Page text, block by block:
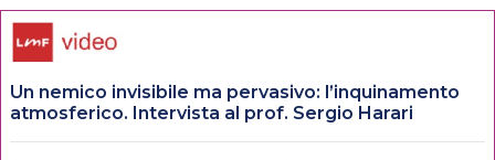
Un nemico invisibile ma pervasivo: l’inquinamento
atmosferico. Intervista al prof. Sergio Harari